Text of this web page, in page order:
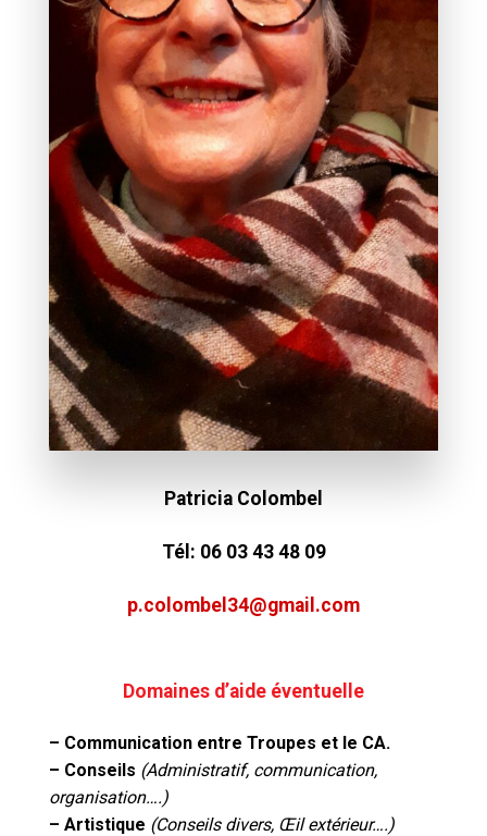
Patricia Colombel
Tél: 06 03 43 48 09
p.colombel34@gmail.com
Domaines d’aide éventuelle
– Communication entre Troupes et le CA.
– Conseils (Administratif, communication,
organisation….)
– Artistique (Conseils divers, Œil extérieur….)